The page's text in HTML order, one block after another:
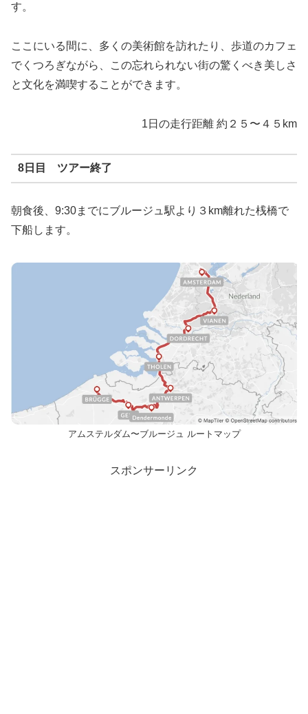
す。
ここにいる間に、多くの美術館を訪れたり、歩道のカフェ
でくつろぎながら、この忘れられない街の驚くべき美しさ
と文化を満喫することができます。
1日の走行距離 約２５〜４５km
8日目 ツアー終了
朝食後、9:30までにブルージュ駅より３km離れた桟橋で
下船します。
アムステルダム〜ブルージュ ルートマップ
スポンサーリンク